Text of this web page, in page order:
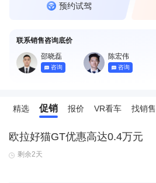
预约试驾
联系销售咨询底价
邵晓磊
咨询
陈宏伟
咨询
精选 促销 报价 VR看车 找销售
欧拉好猫GT优惠高达0.4万元
剩余2天